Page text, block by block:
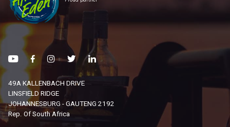
49A KALLENBACH DRIVE
LINSFIELD RIDGE
JOHANNESBURG - GAUTENG 2192
Rep. Of South Africa